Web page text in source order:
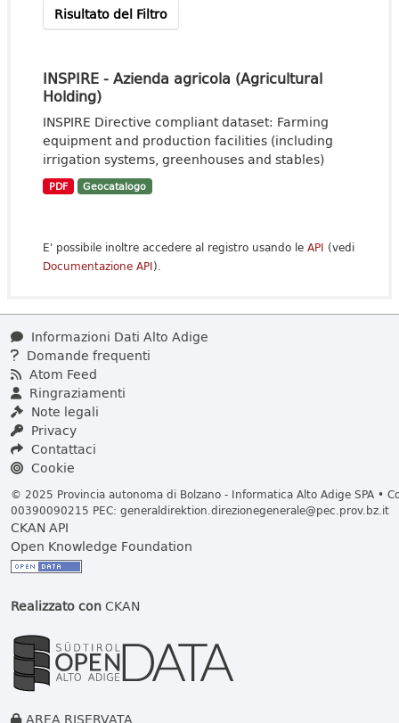
Risultato del Filtro
INSPIRE - Azienda agricola (Agricultural
Holding)
INSPIRE Directive compliant dataset: Farming
equipment and production facilities (including
irrigation systems, greenhouses and stables)
PDF Geocatalogo
E' possibile inoltre accedere al registro usando le API (vedi
Documentazione API).
Informazioni Dati Alto Adige
Domande frequenti
Atom Feed
Ringraziamenti
Note legali
Privacy
Contattaci
Cookie
© 2025 Provincia autonoma di Bolzano - Informatica Alto Adige SPA •
00390090215 PEC: generaldirektion.direzionegenerale@pec.prov.bz.it
CKAN API
Open Knowledge Foundation
Realizzato conCKAN
AREA RISERVATA